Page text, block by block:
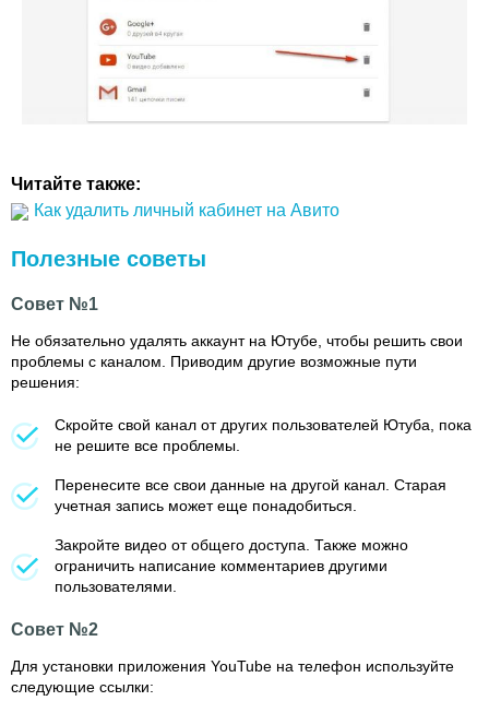
Читайте также:
Как удалить личный кабинет на Авито
Полезные советы
Совет №1
Не обязательно удалять аккаунт на Ютубе, чтобы решить свои
проблемы с каналом. Приводим другие возможные пути
решения:
Скройте свой канал от других пользователей Ютуба, пока
не решите все проблемы.
Перенесите все свои данные на другой канал. Старая
учетная запись может еще понадобиться.
Закройте видео от общего доступа. Также можно
ограничить написание комментариев другими
пользователями.
Совет №2
Для установки приложения YouTube на телефон используйте
следующие ссылки: